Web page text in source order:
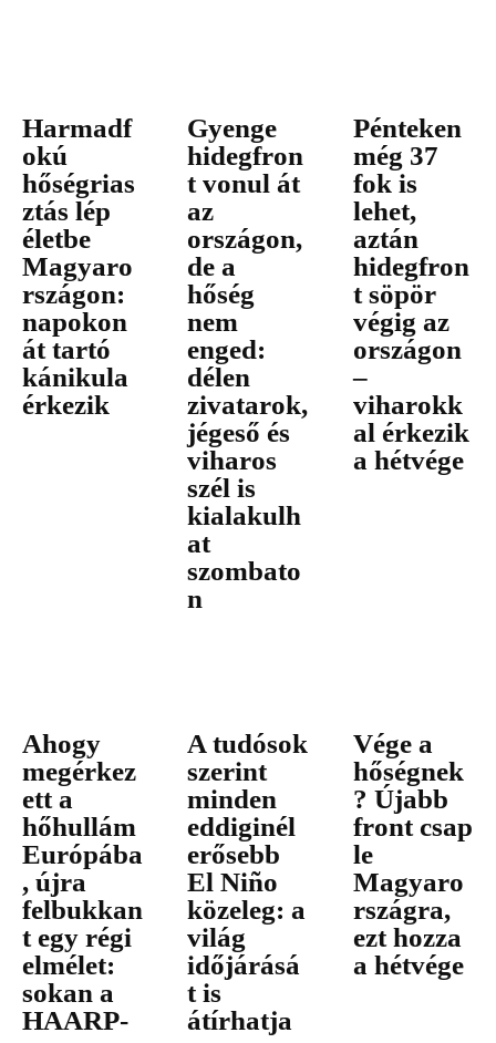
Harmadf
okú
hőségrias
ztás lép
életbe
Magyaro
rszágon:
napokon
át tartó
kánikula
érkezik
Gyenge
hidegfron
t vonul át
az
országon,
de a
hőség
nem
enged:
délen
zivatarok,
jégeső és
viharos
szél is
kialakulh
at
szombato
n
Pénteken
még 37
fok is
lehet,
aztán
hidegfron
t söpör
végig az
országon
–
viharokk
al érkezik
a hétvége
Ahogy
megérkez
ett a
hőhullám
Európába
, újra
felbukkan
t egy régi
elmélet:
sokan a
HAARP-
A tudósok
szerint
minden
eddiginél
erősebb
El Niño
közeleg: a
világ
időjárásá
t is
átírhatja
Vége a
hőségnek
? Újabb
front csap
le
Magyaro
rszágra,
ezt hozza
a hétvége